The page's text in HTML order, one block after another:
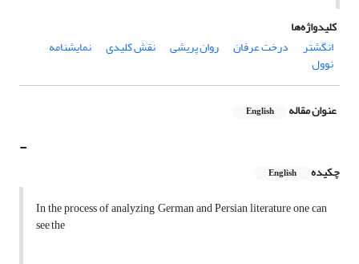
کلیدواژه‌ها
انگشتر
درخت عرفان روان پریشی نقش کلیدی نمایشنامه
نوول
عنوان مقاله English
-
چکیده English
In the process of analyzing German and Persian literature one can
see the